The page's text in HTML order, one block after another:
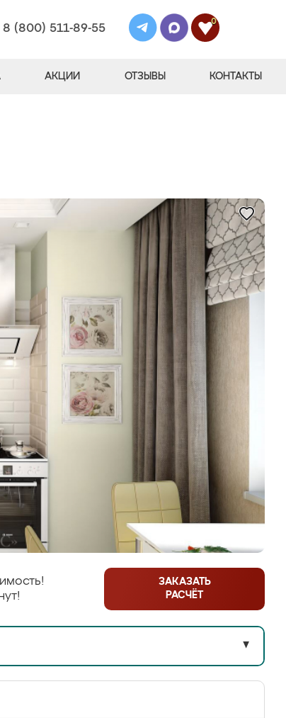
8 (800) 511-89-55
0
АКЦИИ ОТЗЫВЫ КОНТАКТЫ
ЗАКАЗАТЬ
РАСЧЁТ
▼